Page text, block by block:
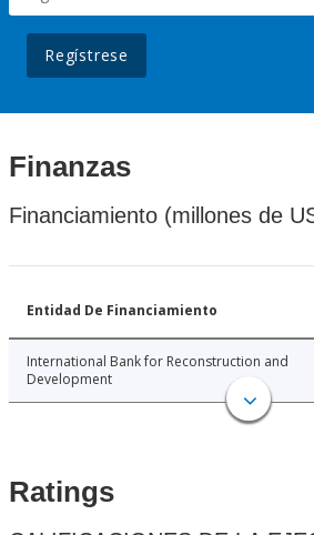
Regístrese
Finanzas
Financiamiento (millones de
Entidad De Financiamiento
International Bank for Reconstruction and
Development
Ratings